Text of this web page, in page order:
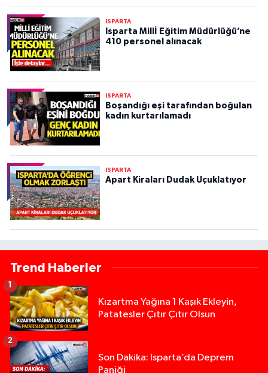
ISPARTA
Isparta Millİ Eğitim Müdürlüğü’ne
410 personel alınacak
ISPARTA
Boşandığı eşi tarafından boğulan
kadın kurtarılamadı
ISPARTA
Apart Kiraları Dudak Uçuklatıyor
Trend Haberler
Kızartma Yağına 1 Kaşık Ekleyin,
Patatesler Çıtır Çıtır Olsun
1
Son Dakika: Isparta’da Deprem
Paniği
2